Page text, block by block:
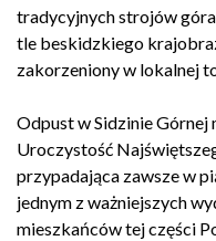
tradycyjnych strojów
tle beskidzkiego
zakorzeniony w lokalnej
Odpust w Sidzinie Górnej
Uroczystość
przypadająca zawsze w
jednym z ważniejszych
mieszkańców tej części